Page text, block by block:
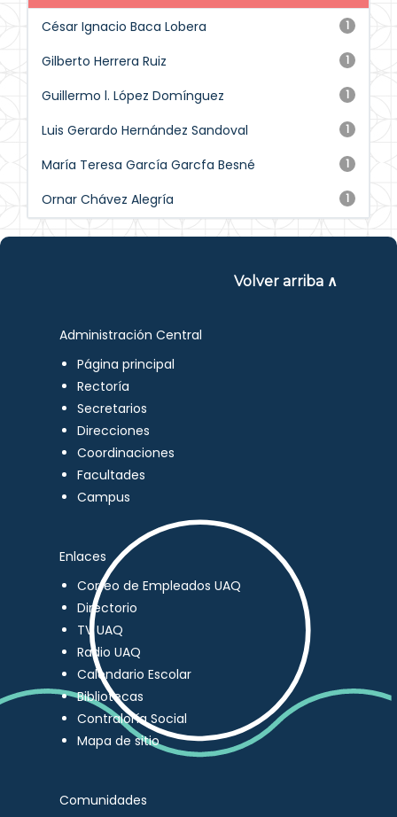
1
César Ignacio Baca Lobera
1
Gilberto Herrera Ruiz
1
Guillermo l. López Domínguez
1
Luis Gerardo Hernández Sandoval
1
María Teresa García Garcfa Besné
1
Ornar Chávez Alegría
Volver arriba ∧
Administración Central
Página principal
Rectoría
Secretarios
Direcciones
Coordinaciones
Facultades
Campus
Enlaces
Correo de Empleados UAQ
Directorio
TV UAQ
Radio UAQ
Calendario Escolar
Bibliotecas
Contraloría Social
Mapa de sitio
Comunidades